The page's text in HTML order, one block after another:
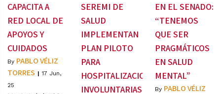
CAPACITA A
RED LOCAL DE
APOYOS Y
CUIDADOS
By PABLO VÉLIZ
TORRES | 17 Jun,
25
SEREMI DE
SALUD
IMPLEMENTAN
PLAN PILOTO
PARA
HOSPITALIZACIONES
INVOLUNTARIAS
EN EL SENADO:
“TENEMOS
QUE SER
PRAGMÁTICOS
EN SALUD
MENTAL”
By PABLO VÉLIZ